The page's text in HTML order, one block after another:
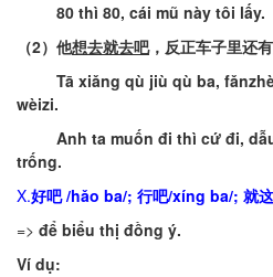
80 thì 80, cái mũ này tôi lấy.
（2） 他想去就去吧，反正车子里还
Tā xiǎng qù jiù qù ba,
wèizi.
Anh ta muốn đi thì cứ đi,
trống.
X.好吧 /hǎo ba/; 行吧/xíng ba/; 就
=> để biểu thị đồng ý.
Ví dụ: